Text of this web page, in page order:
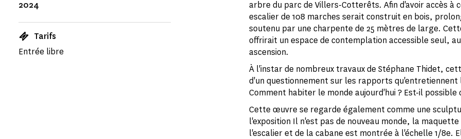
2024
Tarifs
Entrée libre
arbre du parc de Villers-Cotterêts. Afin d'avoir accès à
escalier de 108 marches serait construit en bois,
soutenu par une charpente de 25 mètres de large.
offrirait un espace de contemplation accessible seul,
ascension.
À l'instar de nombreux travaux de Stéphane Thidet,
d'un questionnement sur les rapports
Comment habiter le monde aujourd'hui ? Est-il possible
Cette œuvre se regarde également comme une
l'exposition Il n'est pas de nouveau monde, la
l'escalier et de la cabane est montrée à l'échelle 1/8e.